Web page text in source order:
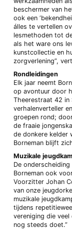
beschermer van
ook een
álles te vertellen
lesmethoden tot
als het ware ons
kunstcollectie en
zorgverlening”,
Rondleidingen
Elk jaar neemt
op avontuur door
Theerestraat 42 in
verhalenverteller
groepen rond;
de fraaie
de donkere kelder
Borneman blijft
Muzikale
De
Borneman ook
Voorzitter Johan
van onze
muzikale
tijdens
vereniging die veel
nog steeds doet.”